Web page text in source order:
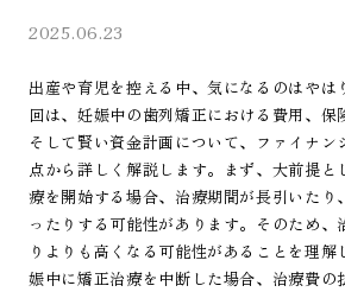
2025.06.23
出産や育児を控える中、気になるのはやは
回は、妊娠中の歯列矯正における費用、保
そして賢い資金計画について、ファイナン
点から詳しく解説します。まず、大前提と
療を開始する場合、治療期間が長引いたり
ったりする可能性があります。そのため、
りよりも高くなる可能性があることを理
娠中に矯正治療を中断した場合、治療費の